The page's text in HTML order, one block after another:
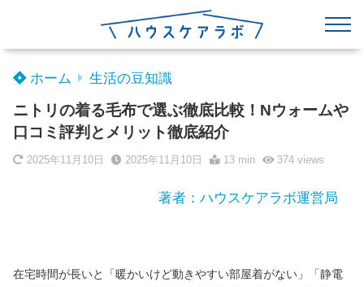
ホーム 生活の豆知識
ニトリの着る毛布で選ぶ徹底比較！Nウォームや
口コミ評判とメリット徹底紹介
2025年11月10日 2025年11月10日 13 min 374views
著者：ハウスケアラボ運営局
在宅時間が長いと「暖かいけど動きやすい部屋着がない」「静電